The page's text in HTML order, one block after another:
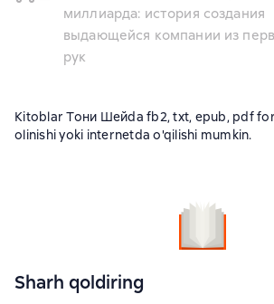
миллиарда: история создания
выдающейся компании из
рук
Kitoblar Тони Шейda fb2, txt, epub, pdf
olinishi yoki internetda o'qilishi mumkin.
Sharh qoldiring